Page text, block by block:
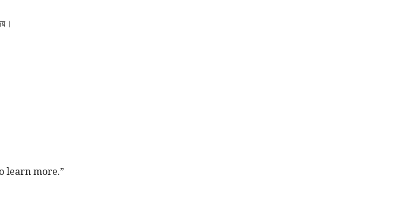
learn more.”